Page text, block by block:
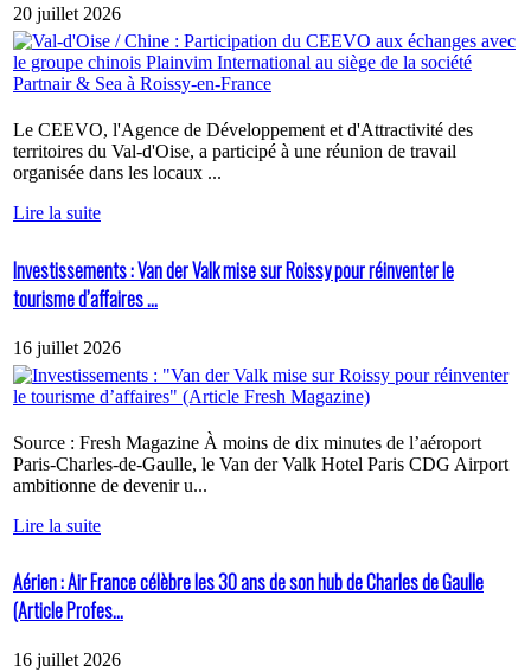
20 juillet 2026
Le CEEVO, l'Agence de Développement et d'Attractivité des
territoires du Val-d'Oise, a participé à une réunion de travail
organisée dans les locaux ...
Lire la suite
Investissements : Van der Valk mise sur Roissy pour réinventer le
tourisme d’affaires ...
16 juillet 2026
Source : Fresh Magazine À moins de dix minutes de l’aéroport
Paris-Charles-de-Gaulle, le Van der Valk Hotel Paris CDG Airport
ambitionne de devenir u...
Lire la suite
Aérien : Air France célèbre les 30 ans de son hub de Charles de Gaulle
(Article Profes...
16 juillet 2026